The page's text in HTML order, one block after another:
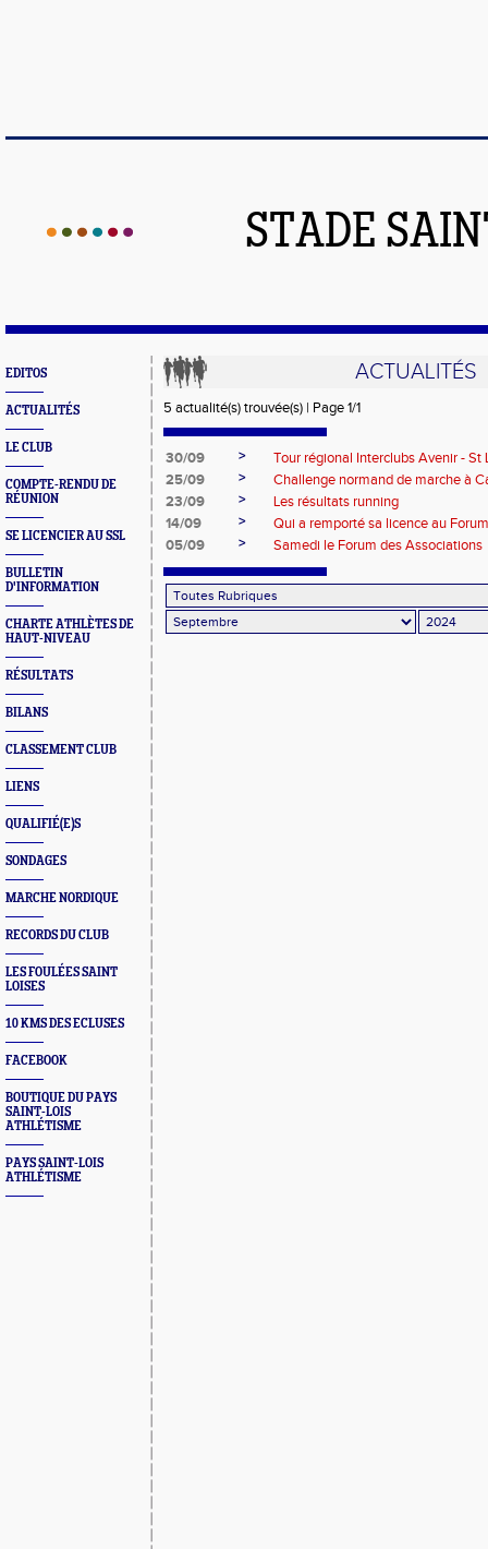
STADE
EDITOS
ACTUALITÉS
LE CLUB
COMPTE-RENDU DE
RÉUNION
SE LICENCIER AU SSL
BULLETIN
D'INFORMATION
CHARTE ATHLÈTES DE
HAUT-NIVEAU
RÉSULTATS
BILANS
CLASSEMENT CLUB
LIENS
QUALIFIÉ(E)S
SONDAGES
MARCHE NORDIQUE
RECORDS DU CLUB
LES FOULÉES SAINT
LOISES
10 KMS DES ECLUSES
FACEBOOK
BOUTIQUE DU PAYS
SAINT-LOIS
ATHLÉTISME
PAYS SAINT-LOIS
ATHLÉTISME
ACTUALITÉS
5 actualité(s) trouvée(s) | Page 1/1
30/09 >
Tour régional Interclubs Avenir - St
25/09
>
Challenge normand de marche à
23/09
>
Les résultats running
14/09
>
Qui a remporté sa licence au
05/09
> Samedi le Forum des Associations